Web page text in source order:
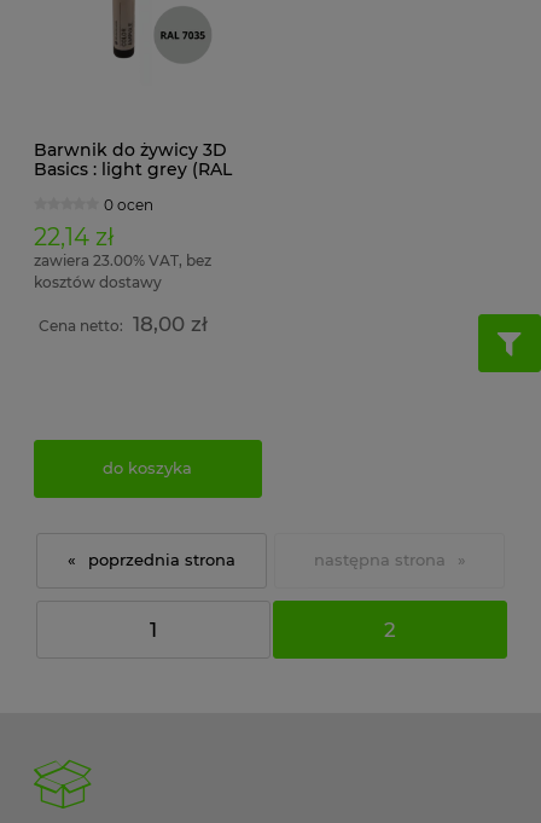
Barwnik do żywicy 3D
Basics : light grey (RAL
0 ocen
22,14 zł
zawiera 23.00% VAT, bez
kosztów dostawy
Cena netto: 18,00 zł
do koszyka
«
1 2
»